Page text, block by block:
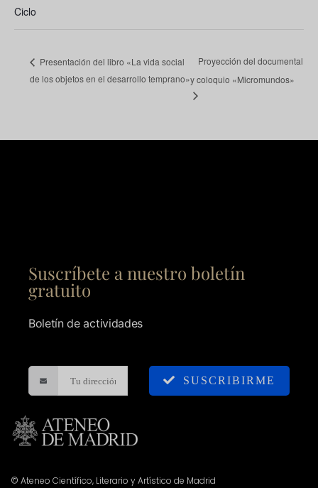
Ciclo
Presentación del libro «La vida social
de los objetos en el desarrollo temprano»
Proyección del documental
y coloquio «Micromundos»
Suscríbete a nuestro boletín
gratuito
Boletín de actividades
SUSCRIBIRME
© Ateneo Científico, Literario y Artístico de Madrid